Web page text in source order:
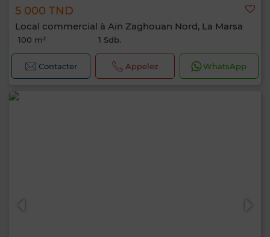
5 000 TND
Local commercial à Ain Zaghouan Nord, La Marsa
100 m² 1 Sdb.
Contacter Appelez WhatsApp